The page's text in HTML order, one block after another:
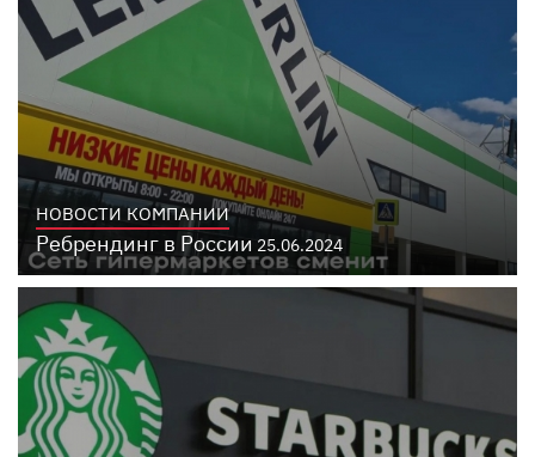
НОВОСТИ КОМПАНИИ
Ребрендинг в России 25.06.2024